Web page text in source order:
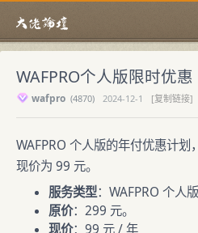
WAFPRO个人版限时优惠
wafpro (4870) 2024-12-1
[复制链接]
WAFPRO 个人版的年付优惠计划
现价为 99 元。
服务类型：WAFPRO 个人版
原价：299 元。
现价：99 元 / 年